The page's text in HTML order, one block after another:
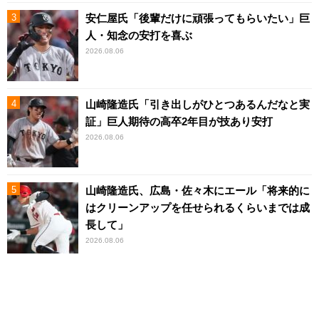
安仁屋氏「後輩だけに頑張ってもらいたい」巨
人・知念の安打を喜ぶ
2026.08.06
山崎隆造氏「引き出しがひとつあるんだなと実
証」巨人期待の高卒2年目が技あり安打
2026.08.06
山崎隆造氏、広島・佐々木にエール「将来的に
はクリーンアップを任せられるくらいまでは成
長して」
2026.08.06